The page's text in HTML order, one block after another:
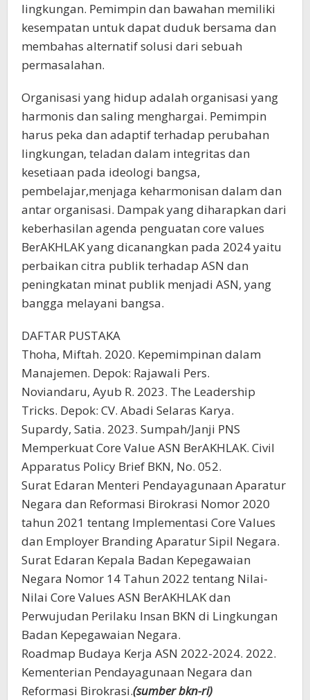
lingkungan. Pemimpin dan bawahan memiliki
kesempatan untuk dapat duduk bersama dan
membahas alternatif solusi dari sebuah
permasalahan.
Organisasi yang hidup adalah organisasi yang
harmonis dan saling menghargai. Pemimpin
harus peka dan adaptif terhadap perubahan
lingkungan, teladan dalam integritas dan
kesetiaan pada ideologi bangsa,
pembelajar,menjaga keharmonisan dalam dan
antar organisasi. Dampak yang diharapkan dari
keberhasilan agenda penguatan core values
BerAKHLAK yang dicanangkan pada 2024 yaitu
perbaikan citra publik terhadap ASN dan
peningkatan minat publik menjadi ASN, yang
bangga melayani bangsa.
DAFTAR PUSTAKA
Thoha, Miftah. 2020. Kepemimpinan dalam
Manajemen. Depok: Rajawali Pers.
Noviandaru, Ayub R. 2023. The Leadership
Tricks. Depok: CV. Abadi Selaras Karya.
Supardy, Satia. 2023. Sumpah/Janji PNS
Memperkuat Core Value ASN BerAKHLAK. Civil
Apparatus Policy Brief BKN, No. 052.
Surat Edaran Menteri Pendayagunaan Aparatur
Negara dan Reformasi Birokrasi Nomor 2020
tahun 2021 tentang Implementasi Core Values
dan Employer Branding Aparatur Sipil Negara.
Surat Edaran Kepala Badan Kepegawaian
Negara Nomor 14 Tahun 2022 tentang Nilai-
Nilai Core Values ASN BerAKHLAK dan
Perwujudan Perilaku Insan BKN di Lingkungan
Badan Kepegawaian Negara.
Roadmap Budaya Kerja ASN 2022-2024. 2022.
Kementerian Pendayagunaan Negara dan
Reformasi Birokrasi.(sumber bkn-ri)